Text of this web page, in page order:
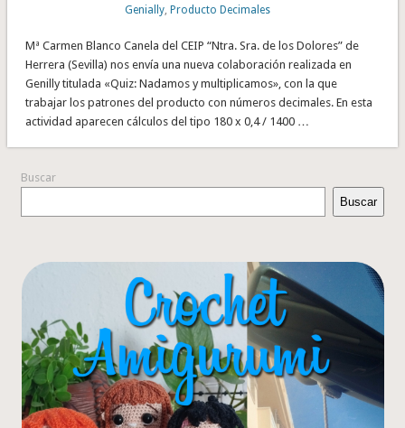
Genially ,Producto Decimales
Mª Carmen Blanco Canela del CEIP “Ntra. Sra. de los Dolores” de
Herrera (Sevilla) nos envía una nueva colaboración realizada en
Genilly titulada «Quiz: Nadamos y multiplicamos», con la que
trabajar los patrones del producto con números decimales. En esta
actividad aparecen cálculos del tipo 180 x 0,4 / 1400 …
Buscar
Buscar